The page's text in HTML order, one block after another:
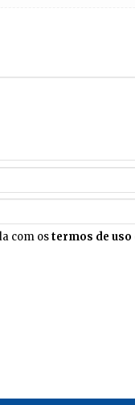
com ostermos de